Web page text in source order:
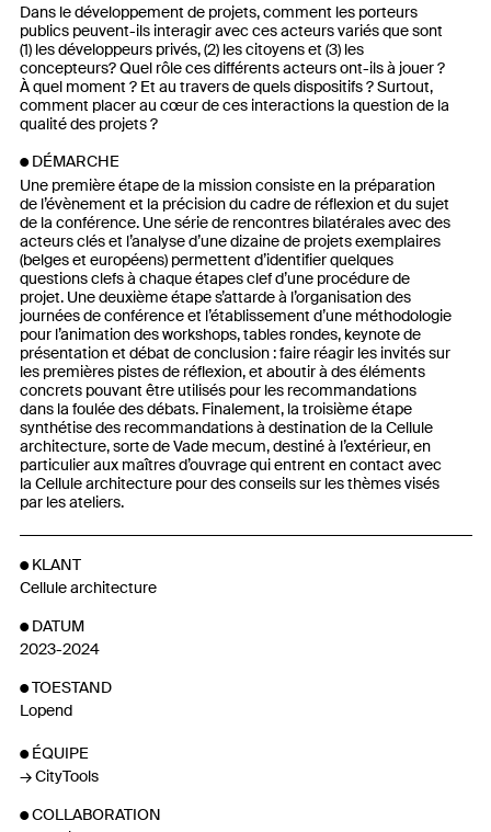
Dans le développement de projets, comment les porteurs
publics peuvent-ils interagir avec ces acteurs variés que sont
(1) les développeurs privés, (2) les citoyens et (3) les
concepteurs? Quel rôle ces différents acteurs ont-ils à jouer ?
À quel moment ? Et au travers de quels dispositifs ? Surtout,
comment placer au cœur de ces interactions la question de la
qualité des projets ?
DÉMARCHE
Une première étape de la mission consiste en la préparation
de l’évènement et la précision du cadre de réflexion et du sujet
de la conférence. Une série de rencontres bilatérales avec des
acteurs clés et l’analyse d’une dizaine de projets exemplaires
(belges et européens) permettent d’identifier quelques
questions clefs à chaque étapes clef d’une procédure de
projet. Une deuxième étape s’attarde à l’organisation des
journées de conférence et l’établissement d’une méthodologie
pour l’animation des workshops, tables rondes, keynote de
présentation et débat de conclusion : faire réagir les invités sur
les premières pistes de réflexion, et aboutir à des éléments
concrets pouvant être utilisés pour les recommandations
dans la foulée des débats. Finalement, la troisième étape
synthétise des recommandations à destination de la Cellule
architecture, sorte de Vade mecum, destiné à l’extérieur, en
particulier aux maîtres d’ouvrage qui entrent en contact avec
la Cellule architecture pour des conseils sur les thèmes visés
par les ateliers.
KLANT
Cellule architecture
DATUM
2023-2024
TOESTAND
Lopend
ÉQUIPE
CityTools
COLLABORATION